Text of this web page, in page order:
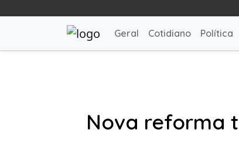
Geral Cotidiano Política
Nova reforma